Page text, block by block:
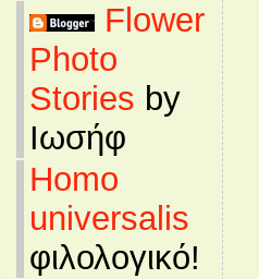
Flower
Photo
Stories by
Ιωσήφ
Homo
universalis
φιλολογικό!